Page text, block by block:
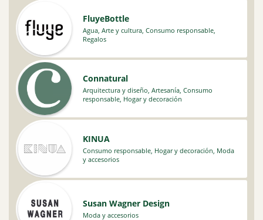
FluyeBottle
Agua, Arte y cultura, Consumo responsable,
Regalos
Connatural
Arquitectura y diseño, Artesanía, Consumo
responsable, Hogar y decoración
KINUA
Consumo responsable, Hogar y decoración Moda
y accesorios
Susan Wagner Design
Moda y accesorios